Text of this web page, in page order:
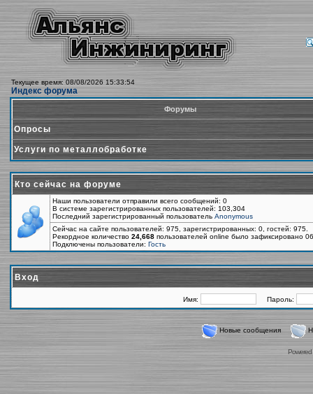
Текущее время: 08/08/2026 15:33:54
Индекс форума
Форумы
Опросы
Услуги по металлобработке
Кто сейчас на форуме
Наши пользователи отправили всего сообщений: 0
В системе зарегистрированных пользователей: 103,304
Последний зарегистрированный пользователь Anonymous
Сейчас на сайте пользователей: 975, зарегистрированных: 0, гостей:
Рекордное количество 24,668 пользователей online было зафиксировано
Подключены пользователи: Гость
Вход
Имя: Пароль:
Новые сообщения